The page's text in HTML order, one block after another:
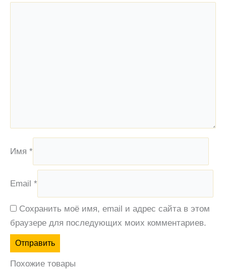
Имя *
Email *
Сохранить моё имя, email и адрес сайта в этом
браузере для последующих моих комментариев.
Похожие товары